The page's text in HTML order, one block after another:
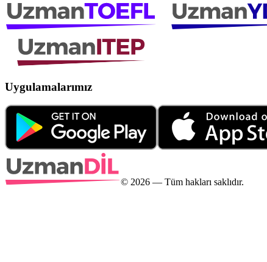
Uygulamalarımız
© 2026 — Tüm hakları saklıdır.